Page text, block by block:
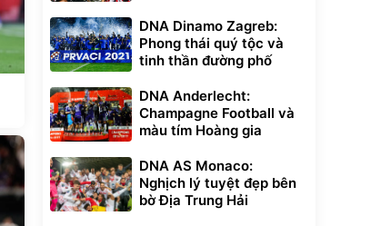
DNA Dinamo Zagreb:
Phong thái quý tộc và
tinh thần đường phố
DNA Anderlecht:
Champagne Football và
màu tím Hoàng gia
DNA AS Monaco:
Nghịch lý tuyệt đẹp bên
bờ Địa Trung Hải